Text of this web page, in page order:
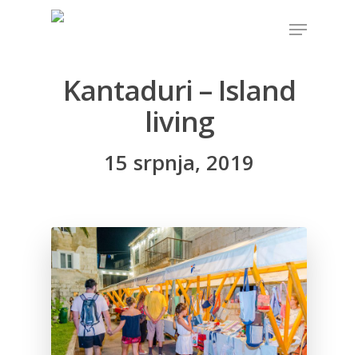
Hit enter to search or ESC to close
Kantaduri – Island
living
15 srpnja, 2019